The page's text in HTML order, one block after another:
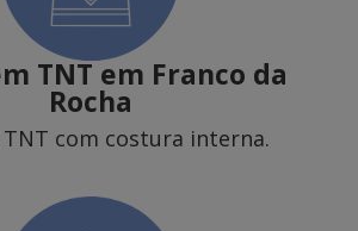
TNT em Franco da
Rocha
TNT com costura interna.